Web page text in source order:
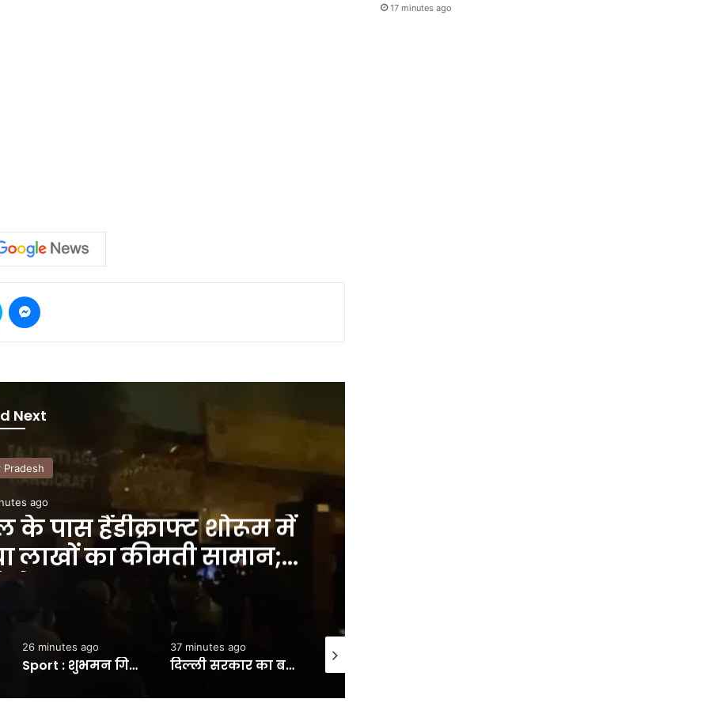
Next
Pradesh
ago
के बाद अयोध्या पहुंचे
के बाद गोंडा रैली में होंगे
– INA
37 minutes ago 56 minutes ago
UP News: कोटा-देहरादून के बाद प्रयागराज… राहुल का कार्यक्रम रद्द होने पर भड़की कांग्रेस, अजय राय बोले- ये हर हाल में होकर रहेगा – INA
17 minutes ago